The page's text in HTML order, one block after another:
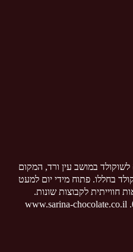
במושב עין ורד, המקום
בחללו. פתוח מידי יום למעט
חווייתית לקבוצות שונות.